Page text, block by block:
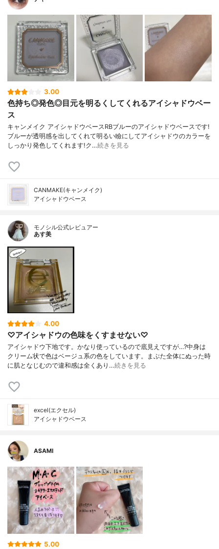
3.00
色持ち◎発色◎目元を明るくしてくれるアイシャドウベー
ス
キャンメイク アイシャドウベースRBブルーのアイシャドウベースです!
ブルーが透明感を出してくれて明るい瞼にしてアイシャドウのカラーを
しっかり発色してくれます!ク…続きを見る
CANMAKE(キャンメイク)
アイシャドウベース
モノシル公式レビュアー
あす美
4.00
♡アイシャドウの色味をくすませない♡
アイシャドウ下地です。かなり使っているので底見えですが…?中身は
クリーム状で色はベージュ系の色をしています。まぶた全体にぬった時
に肌となじむので違和感は全くあり…続きを見る
excel(エクセル)
アイシャドウベース
ASAMI
5.00